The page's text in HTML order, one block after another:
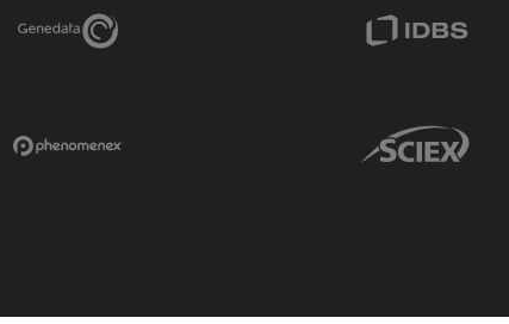
Genedata Link
Sciex Link